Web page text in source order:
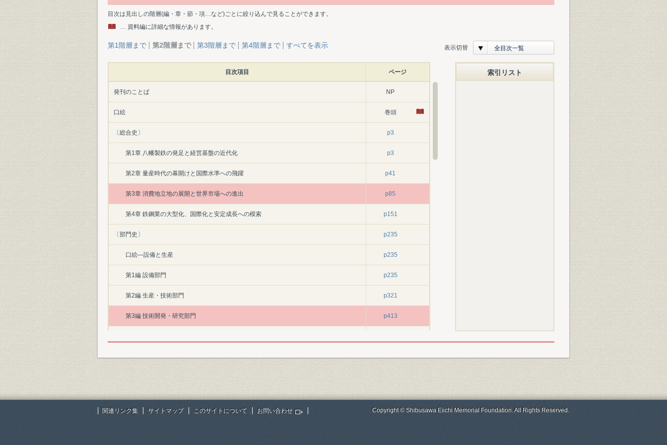
目次は見出しの階層(編・章・節・項…など)ごとに絞り込んで見ることができます。
… 資料編に詳細な情報があります。
第1階層まで 第2階層まで 第3階層まで 第4階層まで すべてを表示 表示切替 全目次一覧
目次項目 ページ
発刊のことば NP
口絵 巻頭
〔総合史〕 p3
第1章 八幡製鉄の発足と経営基盤の近代化 p3
第2章 量産時代の幕開けと国際水準への飛躍 p41
第3章 消費地立地の展開と世界市場への進出 p85
第4章 鉄鋼業の大型化、国際化と安定成長への模索 p151
〔部門史〕 p235
口絵―設備と生産 p235
第1編 設備部門 p235
第2編 生産・技術部門 p321
第3編 技術開発・研究部門 p413
第5編 販売部門 p513
第6編 情報システム部門 p551
第7編 経理・資金部門 p589
索引リスト
関連リンク集 サイトマップ このサイトについて お問い合わせ Copyright © Shibusawa Eiichi Memorial Foundation. All Rights Reserved.